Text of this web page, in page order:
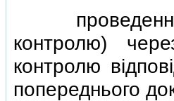
проведенням
контролю)
контролю
попереднього